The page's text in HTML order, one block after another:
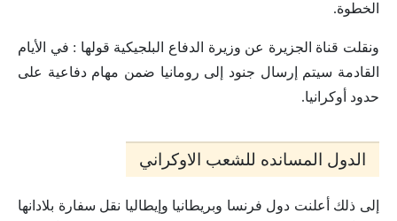
الخطوة.
ونقلت قناة الجزيرة عن وزيرة الدفاع البلجيكية قولها : في الأيام
القادمة سيتم إرسال جنود إلى رومانيا ضمن مهام دفاعية على
حدود أوكرانيا.
الدول المسانده للشعب الاوكراني
إلى ذلك أعلنت دول فرنسا وبريطانيا وإيطاليا نقل سفارة بلادانها